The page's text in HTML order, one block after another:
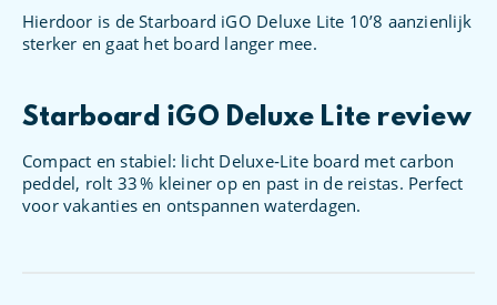
Hierdoor is de Starboard iGO Deluxe Lite 10’8 aanzienlijk
sterker en gaat het board langer mee.
Starboard iGO Deluxe Lite review
Compact en stabiel: licht Deluxe‑Lite board met carbon
peddel, rolt 33 % kleiner op en past in de reistas. Perfect
voor vakanties en ontspannen waterdagen.